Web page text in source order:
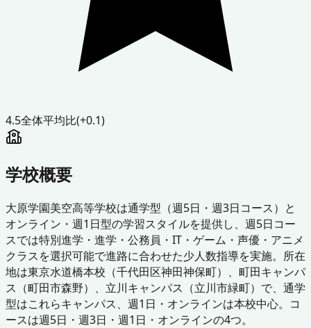
4.5全体平均比(+0.1)
学校概要
大原学園美空高等学校は通学型（週5日・週3日コース）と
オンライン・週1日型の学習スタイルを提供し、週5日コー
スでは特別進学・進学・公務員・IT・ゲーム・声優・アニメ
クラスを選択可能で進路に合わせた少人数指導を実施。所在
地は東京水道橋本校（千代田区神田神保町）、町田キャンパ
ス（町田市森野）、立川キャンパス（立川市緑町）で、通学
型はこれらキャンパス、週1日・オンラインは本校中心。コ
ースは週5日・週3日・週1日・オンラインの4つ。